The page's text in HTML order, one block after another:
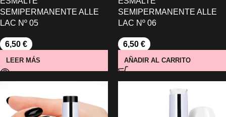
SEMIPERMANENTE ALLE
LAC Nº 05
6,50 €
LEER MÁS
SEMIPERMANENTE ALLE
LAC Nº 06
6,50 €
AÑADIR AL CARRITO